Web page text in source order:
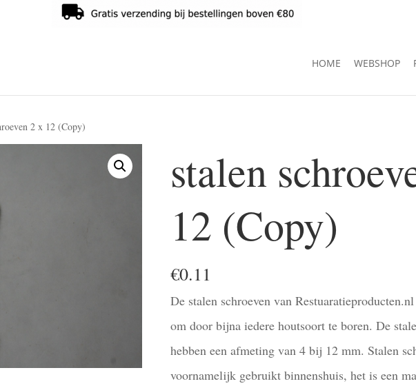
HOME WEBSHOP
2 x 12 (Copy)
stalen
12 (Copy)
€0.11
De stalen schroeven van
om door bijna iedere houtsoort te boren. De
hebben een afmeting van 4 bij 12 mm. Stalen
voornamelijk gebruikt binnenshuis, het is een